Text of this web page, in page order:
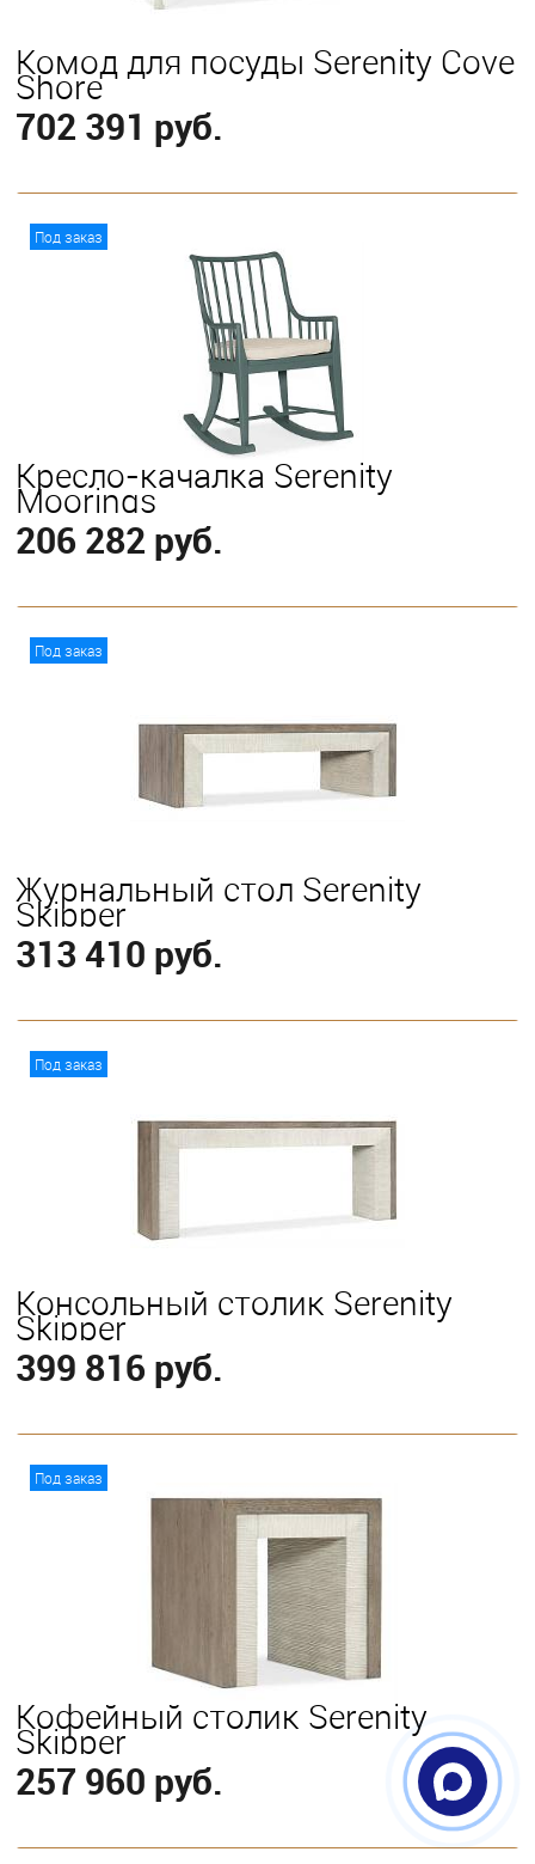
Комод для посуды Serenity Cove
Shore
702 391 руб.
Под заказ
Кресло-качалка Serenity
Moorings
206 282 руб.
Под заказ
Журнальный стол Serenity
Skipper
313 410 руб.
Под заказ
Консольный столик Serenity
Skipper
399 816 руб.
Под заказ
Кофейный столик Serenity
Skipper
257 960 руб.